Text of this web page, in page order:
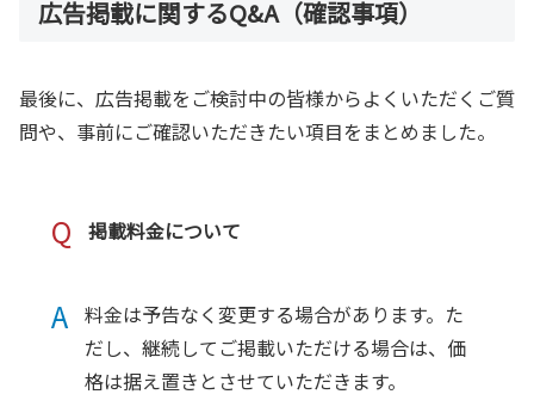
広告掲載に関するQ&A（確認事項）
最後に、広告掲載をご検討中の皆様からよくいただくご質
問や、事前にご確認いただきたい項目をまとめました。
Q 掲載料金について
A 料金は予告なく変更する場合があります。た
だし、継続してご掲載いただける場合は、価
格は据え置きとさせていただきます。